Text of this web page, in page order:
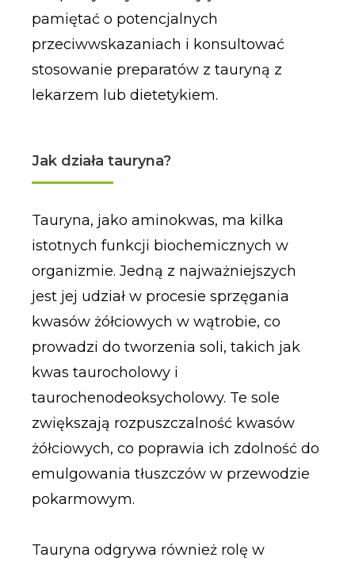
pamiętać o potencjalnych
przeciwwskazaniach i konsultować
stosowanie preparatów z tauryną z
lekarzem lub dietetykiem.
Jak działa tauryna?
Tauryna, jako aminokwas, ma kilka
istotnych funkcji biochemicznych w
organizmie. Jedną z najważniejszych
jest jej udział w procesie sprzęgania
kwasów żółciowych w wątrobie, co
prowadzi do tworzenia soli, takich jak
kwas taurocholowy i
taurochenodeoksycholowy. Te sole
zwiększają rozpuszczalność kwasów
żółciowych, co poprawia ich zdolność do
emulgowania tłuszczów w przewodzie
pokarmowym.
Tauryna odgrywa również rolę w